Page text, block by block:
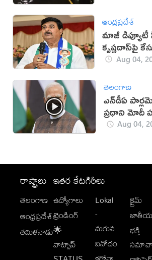
ఆంధ్రప్రదేశ్
మాజీ డిప్యూటీ
కృష్ణదాస్‌పై
Aug 04,
తెలంగాణ
ఎన్‌డీఏ
ప్రధాని మోదీ
Aug 04,
రాష్ట్రాలు
తెలంగాణ
ఆంధ్రప్రదేశ్
తమిళనాడు
ఇతర కేటగిరీలు
ఉద్యోగాలు
ట్రెండింగ్
🌟
వాట్సాప్
Lokal
-
మగువ
వినోదం
క్రైమ్
భక్తి